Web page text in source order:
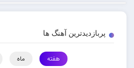
پربازدیدترین آهنگ ها
هفته ماه